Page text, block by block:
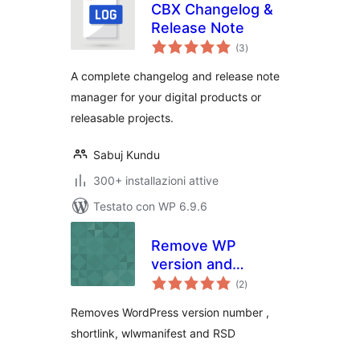
CBX Changelog &
Release Note
(3valutazioni
totali
)
A complete changelog and release note
manager for your digital products or
releasable projects.
Sabuj Kundu
300+ installazioni attive
Testato con WP 6.9.6
Remove WP
version and
shortlink
(2valutazioni
totali
)
Removes WordPress version number ,
shortlink, wlwmanifest and RSD